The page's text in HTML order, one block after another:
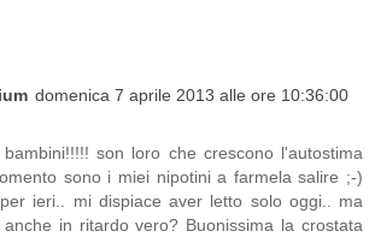
domenica 7 aprile 2013 alle ore 10:36:00
son loro che crescono l'autostima
sono i miei nipotini a farmela salire ;-)
ieri.. mi dispiace aver letto solo oggi.. ma
in ritardo vero? Buonissima la crostata